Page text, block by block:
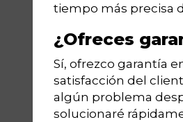
tiempo más precisa
¿Ofreces
Sí, ofrezco garantía
satisfacción del
algún problema
solucionaré